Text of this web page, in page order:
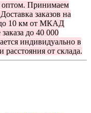
Принимаем
Доставка заказов на
10 км от МКАД
до 40 000
индивидуально в
расстояния от склада.